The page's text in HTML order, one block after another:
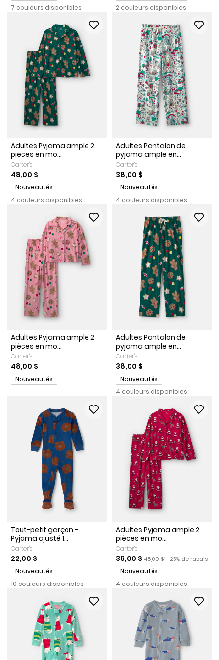
7 couleurs disponibles
2 couleurs disponibles
Adultes Pyjama ample 2
pièces en mo...
Carter's
48,00 $
Promotions
Nouveautés
4 couleurs disponibles
Adultes Pantalon de
pyjama ample en...
Carter's
38,00 $
Promotions
Nouveautés
4 couleurs disponibles
Adultes Pyjama ample 2
pièces en mo...
Carter's
48,00 $
Promotions
Nouveautés
Adultes Pantalon de
pyjama ample en...
Carter's
38,00 $
Promotions
Nouveautés
4 couleurs disponibles
Tout-petit garçon -
Pyjama ajusté 1...
Carter's
22,00 $
Promotions
Nouveautés
10 couleurs disponibles
Adultes Pyjama ample 2
pièces en mo...
Carter's
Prix de solde
36,00 $ Prix ​​de détail suggéré par
48,00 $* Pourcentage de
25% de rabais
Promotions
Nouveautés
4 couleurs disponibles